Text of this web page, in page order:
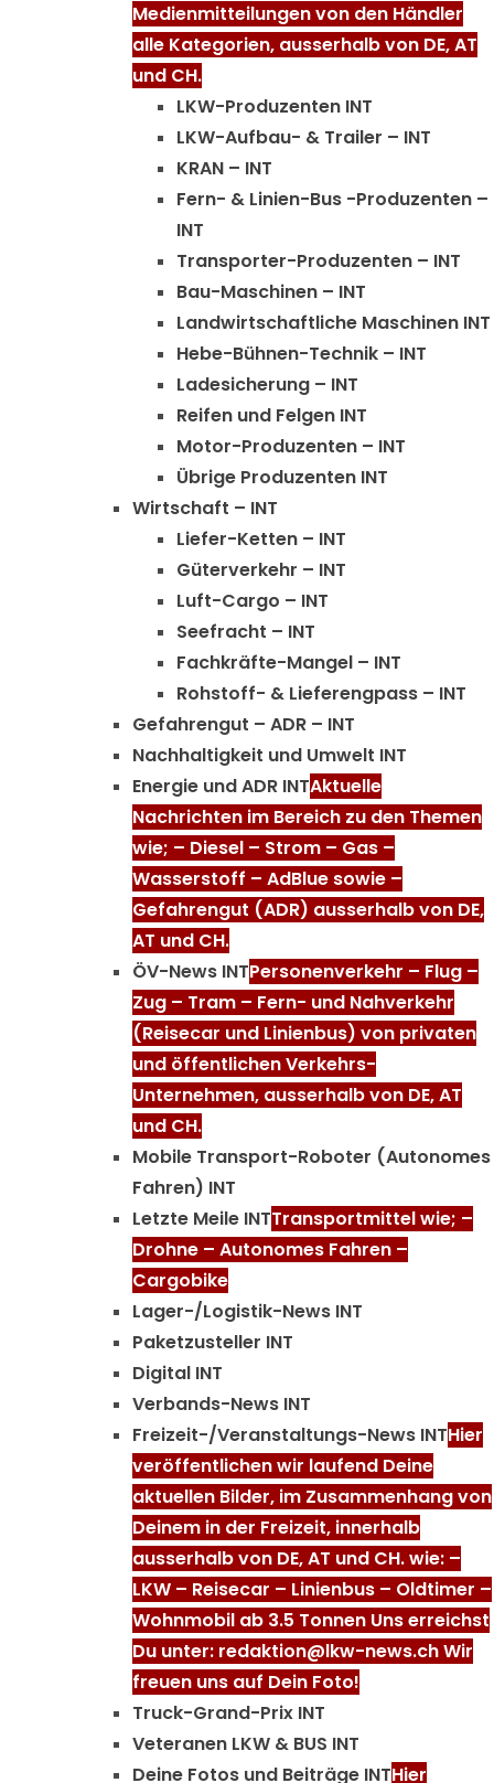
Medienmitteilungen von den Händler
alle Kategorien, ausserhalb von DE, AT
und CH.
LKW-Produzenten INT
LKW-Aufbau- & Trailer – INT
KRAN – INT
Fern- & Linien-Bus -Produzenten –
INT
Transporter-Produzenten – INT
Bau-Maschinen – INT
Landwirtschaftliche Maschinen INT
Hebe-Bühnen-Technik – INT
Ladesicherung – INT
Reifen und Felgen INT
Motor-Produzenten – INT
Übrige Produzenten INT
Wirtschaft – INT
Liefer-Ketten – INT
Güterverkehr – INT
Luft-Cargo – INT
Seefracht – INT
Fachkräfte-Mangel – INT
Rohstoff- & Lieferengpass – INT
Gefahrengut – ADR – INT
Nachhaltigkeit und Umwelt INT
Energie und ADR INTAktuelle
Nachrichten im Bereich zu den Themen
wie; – Diesel – Strom – Gas –
Wasserstoff – AdBlue sowie –
Gefahrengut (ADR) ausserhalb von DE,
AT und CH.
ÖV-News INTPersonenverkehr – Flug –
Zug – Tram – Fern- und Nahverkehr
(Reisecar und Linienbus) von privaten
und öffentlichen Verkehrs-
Unternehmen, ausserhalb von DE, AT
und CH.
Mobile Transport-Roboter (Autonomes
Fahren) INT
Letzte Meile INTTransportmittel wie; –
Drohne – Autonomes Fahren –
Cargobike
Lager-/Logistik-News INT
Paketzusteller INT
Digital INT
Verbands-News INT
Freizeit-/Veranstaltungs-News INTHier
veröffentlichen wir laufend Deine
aktuellen Bilder, im Zusammenhang von
Deinem in der Freizeit, innerhalb
ausserhalb von DE, AT und CH. wie: –
LKW – Reisecar – Linienbus – Oldtimer –
Wohnmobil ab 3.5 Tonnen Uns erreichst
Du unter: redaktion@lkw-news.ch Wir
freuen uns auf Dein Foto!
Truck-Grand-Prix INT
Veteranen LKW & BUS INT
Deine Fotos und Beiträge INTHier